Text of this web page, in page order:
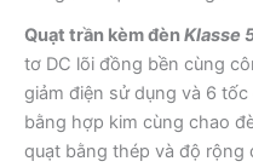
Quạt trần kèm đènKlasse
tơ DC lõi đồng bền cùng
giảm điện sử dụng và 6
bằng hợp kim cùng chao
quạt bằng thép và độ rộng